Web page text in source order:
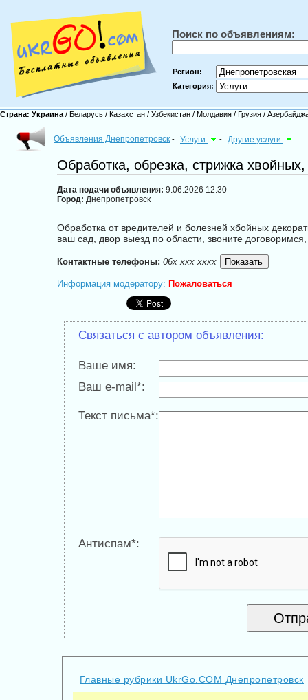
Поиск по объявлениям:
Регион:
Категория:
Страна: Украина / Беларусь / Казахстан / Узбекистан / Молдавия / Грузия /
Объявления Днепропетровск - Услуги - Другие услуги
Обработка, обрезка, стрижка
Дата подачи объявления: 9.06.2026 12:30
Город: Днепропетровск
Обработка от вредителей и болезней хбойных
ваш сад, двор выезд по области, звоните
Контактные телефоны:06x xxx xxxx
Информация модератору: Пожаловаться
Связаться с автором объявления:
Ваше имя:
Ваш e-mail*:
Текст письма*:
Антиспам*:
Главные рубрики UkrGo.COM Днепропетровск